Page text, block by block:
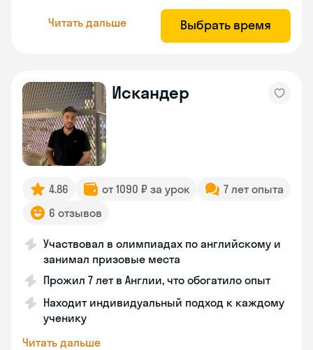
Читать дальше Выбрать время
Искандер
4.86 от 1090 ₽ за урок
7 лет опыта
6 отзывов
Участвовал в олимпиадах по английскому и
занимал призовые места
Прожил 7 лет в Англии, что обогатило опыт
Находит индивидуальный подход к каждому
ученику
Читать дальше